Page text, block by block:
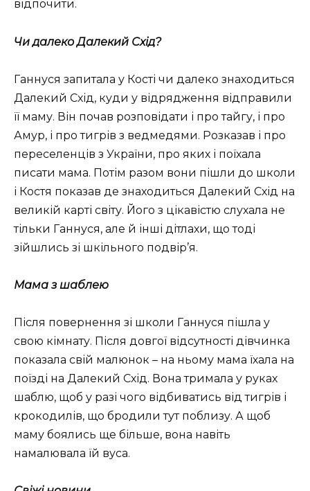
відпочити.
Чи далеко Далекий Схід?
Ганнуся запитала у Кості чи далеко знаходиться
Далекий Схід, куди у відрядження відправили
її маму. Він почав розповідати і про тайгу, і про
Амур, і про тигрів з ведмедями. Розказав і про
переселенців з України, про яких і поїхала
писати мама. Потім разом вони пішли до школи
і Костя показав де знаходиться Далекий Схід на
великій карті світу. Його з цікавістю слухала не
тільки Ганнуся, але й інші дітлахи, що тоді
зійшлись зі шкільного подвір’я.
Мама з шаблею
Після повернення зі школи Ганнуся пішла у
свою кімнату. Після довгої відсутності дівчинка
показала свій малюнок – на ньому мама їхала на
поїзді на Далекий Схід. Вона тримала у руках
шаблю, щоб у разі чого відбиватись від тигрів і
крокодилів, що бродили тут поблизу. А щоб
маму боялись ще більше, вона навіть
намалювала їй вуса.